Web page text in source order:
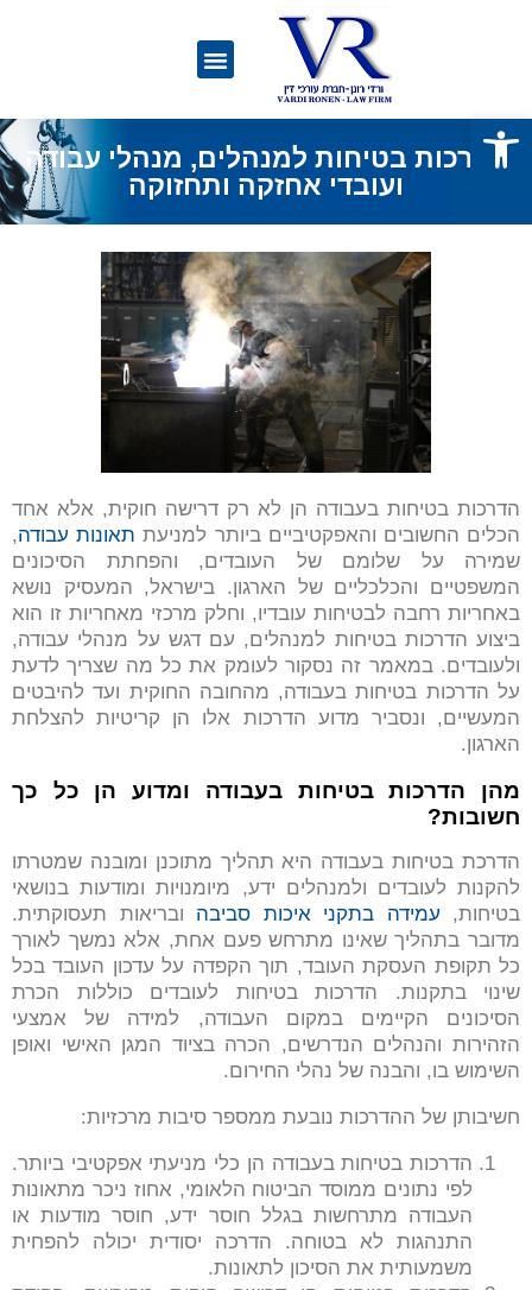
פתח סרגל נגישות
הדרכות בטיחות למנהלים, מנהלי עבודה
ועובדי אחזקה ותחזוקה
הדרכות בטיחות בעבודה הן לא רק דרישה חוקית, אלא אחד
הכלים החשובים והאפקטיביים ביותר למניעת תאונות עבודה,
שמירה על שלומם של העובדים, והפחתת הסיכונים
המשפטיים והכלכליים של הארגון. בישראל, המעסיק נושא
באחריות רחבה לבטיחות עובדיו, וחלק מרכזי מאחריות זו הוא
ביצוע הדרכות בטיחות למנהלים, עם דגש על מנהלי עבודה,
ולעובדים. במאמר זה נסקור לעומק את כל מה שצריך לדעת
על הדרכות בטיחות בעבודה, מהחובה החוקית ועד להיבטים
המעשיים, ונסביר מדוע הדרכות אלו הן קריטיות להצלחת
הארגון.
מהן הדרכות בטיחות בעבודה ומדוע הן כל כך
חשובות?
הדרכת בטיחות בעבודה היא תהליך מתוכנן ומובנה שמטרתו
להקנות לעובדים ולמנהלים ידע, מיומנויות ומודעות בנושאי
בטיחות, עמידה בתקני איכות סביבה ובריאות תעסוקתית.
מדובר בתהליך שאינו מתרחש פעם אחת, אלא נמשך לאורך
כל תקופת העסקת העובד, תוך הקפדה על עדכון העובד בכל
שינוי בתקנות. הדרכות בטיחות לעובדים כוללות הכרת
הסיכונים הקיימים במקום העבודה, למידה של אמצעי
הזהירות והנהלים הנדרשים, הכרה בציוד המגן האישי ואופן
השימוש בו, והבנה של נהלי החירום.
חשיבותן של ההדרכות נובעת ממספר סיבות מרכזיות:
הדרכות בטיחות בעבודה הן כלי מניעתי אפקטיבי ביותר.
לפי נתונים ממוסד הביטוח הלאומי, אחוז ניכר מתאונות
העבודה מתרחשות בגלל חוסר ידע, חוסר מודעות או
התנהגות לא בטוחה. הדרכה יסודית יכולה להפחית
משמעותית את הסיכון לתאונות.